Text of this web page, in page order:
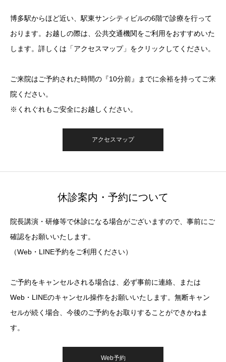
博多駅からほど近い、駅東サンシティビルの6階で診療を行って
おります。お越しの際は、公共交通機関をご利用をおすすめいた
します。詳しくは「アクセスマップ」をクリックしてください。
ご来院はご予約された時間の『10分前』までに余裕を持ってご来
院ください。
※くれぐれもご安全にお越しください。
アクセスマップ
休診案内・予約について
院長講演・研修等で休診になる場合がございますので、事前にご
確認をお願いいたします。
（Web・LINE予約をご利用ください）
ご予約をキャンセルされる場合は、必ず事前に連絡、または
Web・LINEのキャンセル操作をお願いいたします。無断キャン
セルが続く場合、今後のご予約をお取りすることができかねま
す。
Web予約